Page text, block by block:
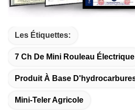
Les Étiquettes:
7 Ch De Mini Rouleau Électrique
Produit À Base
Mini-Teler Agricole